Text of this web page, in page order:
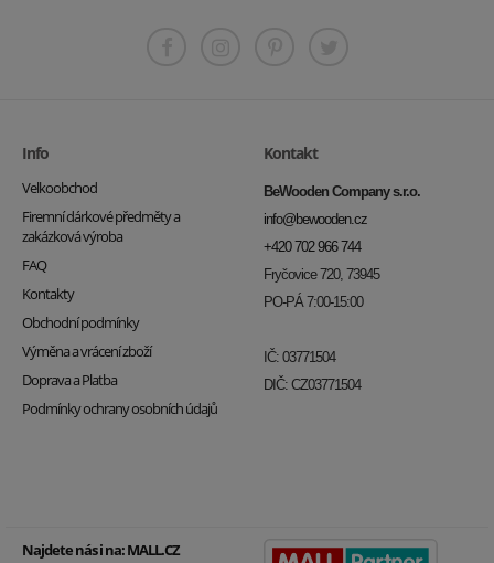
Info
Velkoobchod
Firemní dárkové předměty a
zakázková výroba
FAQ
Kontakty
Obchodní podmínky
Výměna a vrácení zboží
Doprava a Platba
Podmínky ochrany osobních údajů
Kontakt
BeWooden Company s.r.o.
info@bewooden.cz
+420 702 966 744
Fryčovice 720, 73945
PO-PÁ 7:00-15:00
IČ: 03771504
DIČ: CZ03771504
Najdete nás i na:MALL.CZ